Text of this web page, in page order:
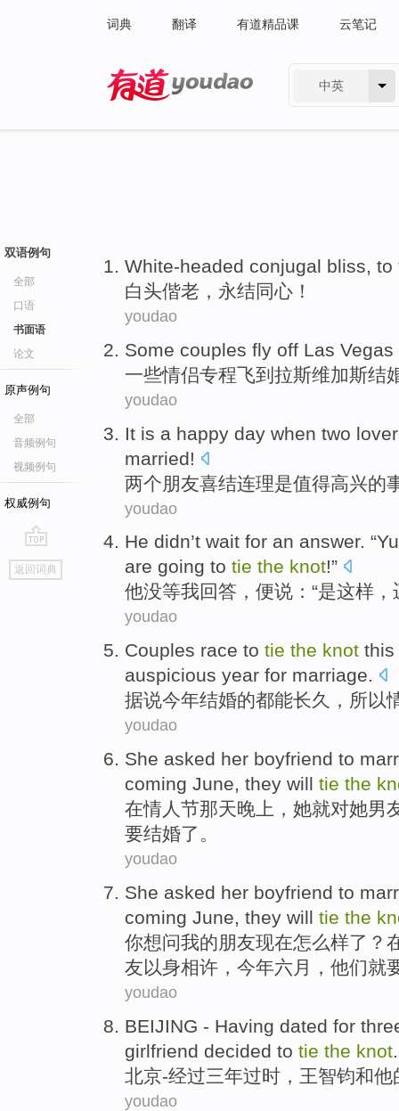
词典 翻译 有道精品课 云笔记
中英
双语例句
全部
口语
书面语
论文
原声例句
全部
音频例句
视频例句
权威例句
go
top
返回词典
White-headed conjugal bliss, to
白头偕老，永结同心！
youdao
Some couples fly off Las Vegas
一些情侣专程飞到 拉斯维加斯结
youdao
It is a happy day when two
married!
两个朋友喜结连理是值得高兴的
youdao
He didn’t wait for an answer. “
are going to tie the knot!”
他没等我回答 ，便说：“是这样，
youdao
Couples race to tie the knot this
auspicious year for marriage.
据说今年结婚的都能长久，所以
youdao
She asked her boyfriend to
coming June, they will tie the
在情人 节那天晚上， 她就对她男
要结婚了 。
youdao
She asked her boyfriend to
coming June, they will tie the
你想问我的朋友现在怎么样了？
友以身相许，今年六月 ， 他们就
youdao
BEIJING - Having dated for
girlfriend decided to tie the knot
北京-经过三年过时 ， 王智钧和他
youdao